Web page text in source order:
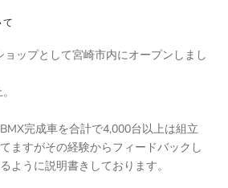
ップとして宮崎市内にオープンしまし
完成車を合計で4,000台以上は組立
ますがその経験からフィードバックし
ように説明書きしております。